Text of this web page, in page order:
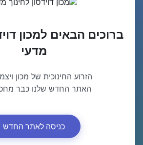
ברוכים הבאים למכון
מדעי
הזרוע החינוכית של מכון
האתר החדש שלנו כבר
כניסה לאתר החדש